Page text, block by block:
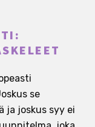
se
ja joskus syy ei